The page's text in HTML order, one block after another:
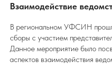
Взаимодействие
В региональном УФСИН
сборы с участием
Данное мероприятие было
аспектов взаимодействия